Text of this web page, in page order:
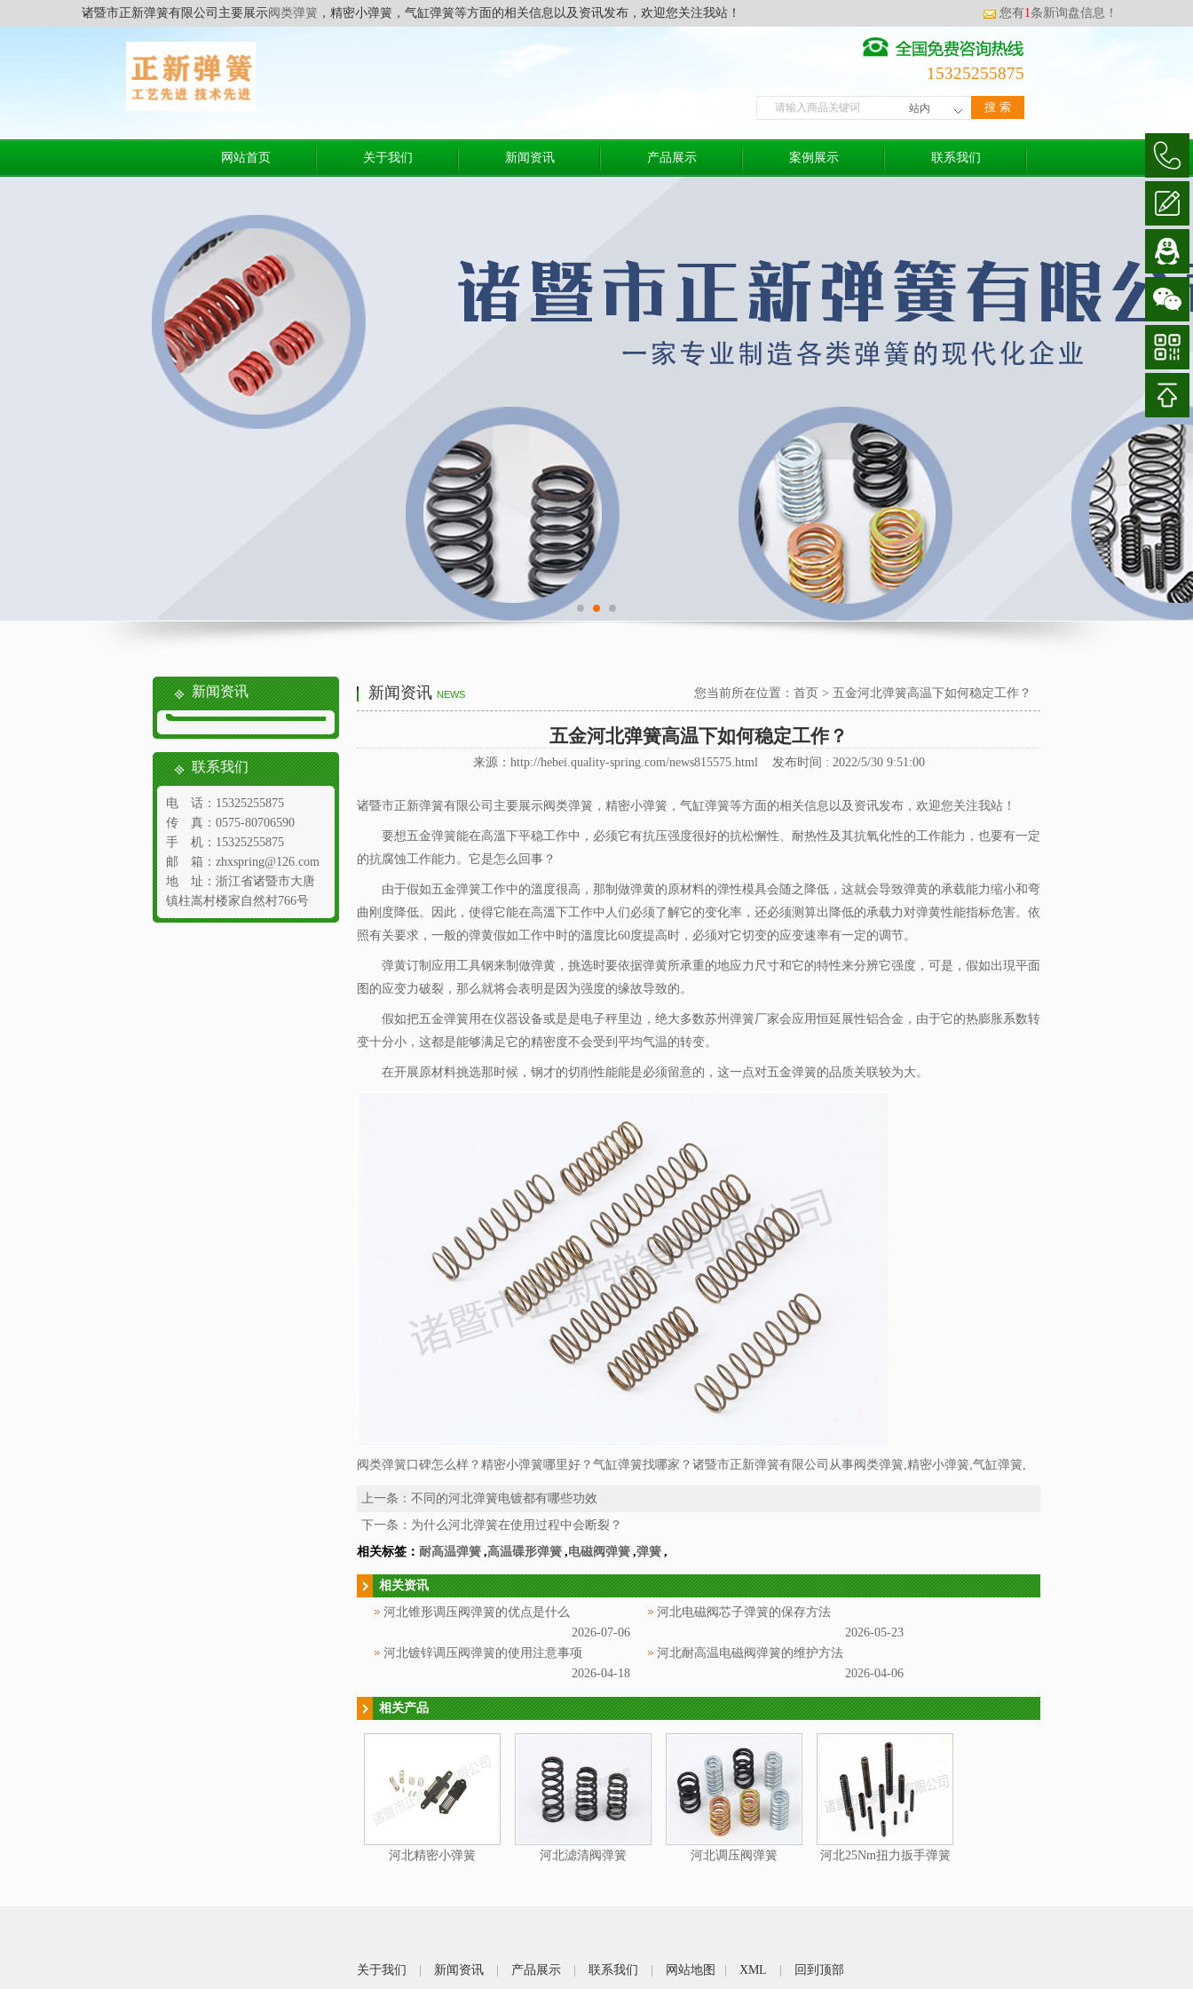
诸暨市正新弹簧有限公司主要展示阀类弹簧 ，精密小弹簧，气缸弹簧等方面的相关信息以及资讯发布，欢迎您关注我站！ 您有1条新询盘信息！
15325255875
网站首页 关于我们 新闻资讯 产品展示 案例展示 联系我们
新闻资讯
联系我们
电 话：15325255875
传 真：0575-80706590
手 机：15325255875
邮 箱：zhxspring@126.com
地 址：浙江省诸暨市大唐
镇柱嵩村楼家自然村766号
新闻资讯 NEWS 您当前所在位置： 首页 > 五金河北弹簧高温下如何稳定工作？
五金河北弹簧高温下如何稳定工作？
来源：http://hebei.quality-spring.com/news815575.html 发布时间 : 2022/5/30 9:51:00
诸暨市正新弹簧有限公司主要展示阀类弹簧 ，精密小弹簧，气缸弹簧等方面的相关信息以及资讯发布，欢迎您关注我站！
要想五金弹簧能在高溫下平稳工作中，必须它有抗压强度很好的抗松懈性、耐热性及其抗氧化性的工作能力，也要有一定
的抗腐蚀工作能力。它是怎么回事？
由于假如五金弹簧工作中的溫度很高，那制做弹黄的原材料的弹性模具会随之降低，这就会导致弹黄的承载能力缩小和弯
曲刚度降低。因此，使得它能在高溫下工作中人们必须了解它的变化率，还必须测算出降低的承载力对弹黄性能指标危害。依
照有关要求，一般的弹黄假如工作中时的溫度比60度提高时，必须对它切变的应变速率有一定的调节。
弹黄订制应用工具钢来制做弹黄，挑选时要依据弹黄所承重的地应力尺寸和它的特性来分辨它强度，可是，假如出現平面
图的应变力破裂，那么就将会表明是因为强度的缘故导致的。
假如把五金弹簧用在仪器设备或是是电子秤里边，绝大多数苏州弹簧厂家会应用恒延展性铝合金，由于它的热膨胀系数转
变十分小，这都是能够满足它的精密度不会受到平均气温的转变。
在开展原材料挑选那时候，钢才的切削性能能是必须留意的，这一点对五金弹簧的品质关联较为大。
阀类弹簧口碑怎么样？精密小弹簧哪里好？气缸弹簧找哪家？诸暨市正新弹簧有限公司从事阀类弹簧,精密小弹簧,气缸弹簧,
上一条： 不同的河北弹簧电镀都有哪些功效
下一条： 为什么河北弹簧在使用过程中会断裂？
相关标签： 耐高温弹簧 ,高温碟形弹簧 ,电磁阀弹簧 ,弹簧 ,
相关资讯
河北锥形调压阀弹簧的优点是什么
2026-07-06
河北电磁阀芯子弹簧的保存方法
2026-05-23
河北镀锌调压阀弹簧的使用注意事项
2026-04-18
河北耐高温电磁阀弹簧的维护方法
2026-04-06
相关产品
河北精密小弹簧 河北滤清阀弹簧 河北调压阀弹簧 河北25Nm扭力扳手弹簧
关于我们 新闻资讯 产品展示 联系我们 网站地图 XML 回到顶部